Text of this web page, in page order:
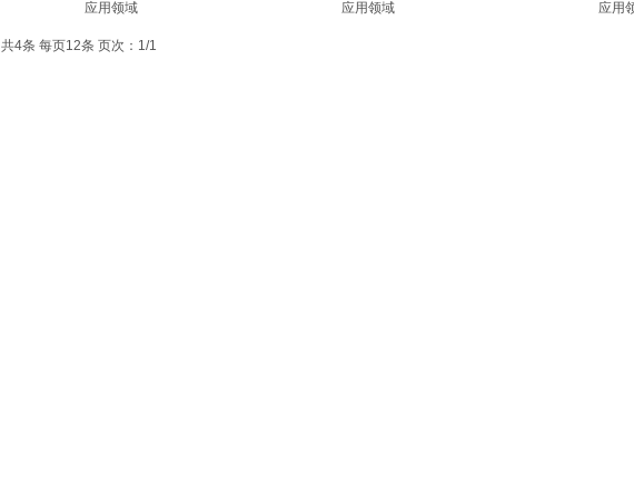
应用领域 应用领域 应用
共4条 每页12条 页次：1/1